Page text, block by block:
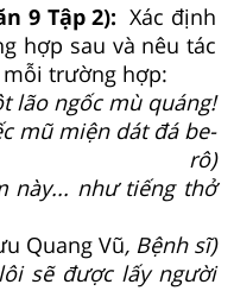
9 Tập 2): Xác định
hợp sau và nêu tác
trường hợp:
lão ngốc mù quáng!
mũ miện dát đá be-
rô)
này... như tiếng thở
Quang Vũ, Bệnh sĩ)
sẽ được lấy người